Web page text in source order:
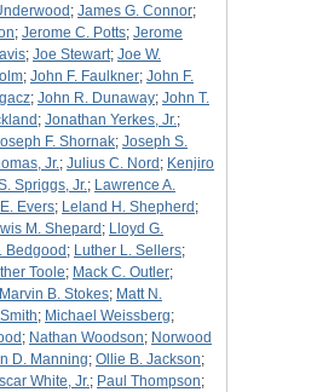
; James G. Connor;
; Jerome C. Potts; Jerome
; Joe Stewart; Joe W.
; John F. Faulkner; John F.
; John R. Dunaway; John T.
; Jonathan Yerkes, Jr.;
F. Shornak; Joseph S.
Jr.; Julius C. Nord ; Kenjiro
Spriggs, Jr.; Lawrence A.
Evers; Leland H. Shepherd ;
M. Shepard ; Lloyd G.
Bedgood ; Luther L. Sellers;
Toole; Mack C. Outler;
Marvin B. Stokes; Matt N.
; Michael Weissberg;
; Nathan Woodson; Norwood
D. Manning; Ollie B. Jackson;
White, Jr.; Paul Thompson;